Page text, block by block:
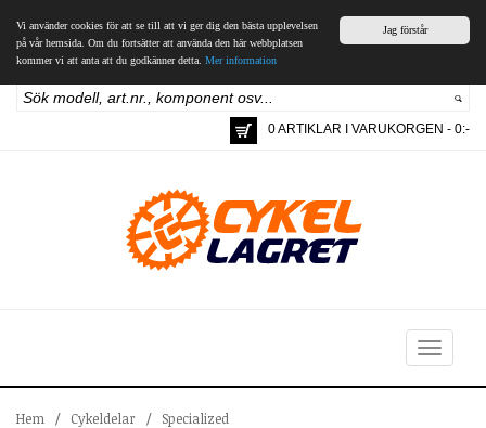
Jag förstår
Vi använder cookies för att se till att vi ger dig den bästa upplevelsen
på vår hemsida. Om du fortsätter att använda den här webbplatsen
kommer vi att anta att du godkänner detta. Mer information
0 ARTIKLAR I VARUKORGEN - 0:-
Toggle
navigation
Hem / Cykeldelar / Specialized